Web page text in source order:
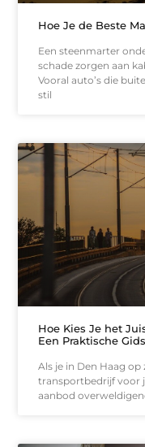
Hoe Je de Beste
Een steenmarter
schade zorgen aan
Vooral auto’s die
stil
Hoe Kies Je het
Een Praktische Gids
Als je in Den Haag
transportbedrijf voor
aanbod